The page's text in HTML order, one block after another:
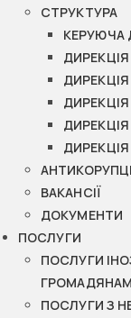
СТРУКТУРА
КЕРУЮЧА
ВАКАНСІЇ
ДОКУМЕНТИ
ПОСЛУГИ
ПОСЛУГИ
ГРОМАДЯНАМ
ПОСЛУГИ З